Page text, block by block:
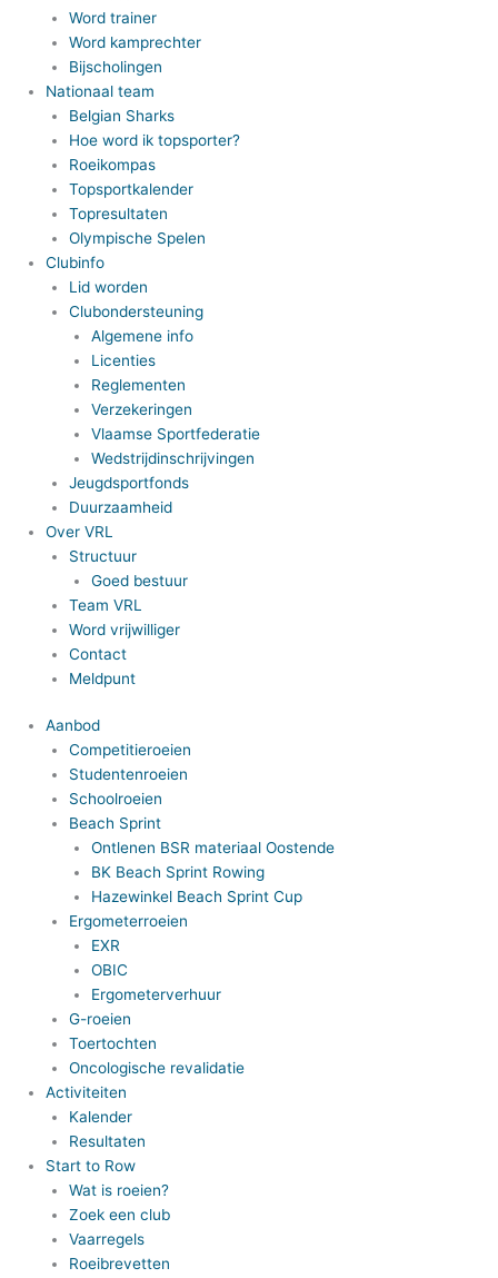
Word trainer
Word kamprechter
Bijscholingen
Nationaal team
Belgian Sharks
Hoe word ik topsporter?
Roeikompas
Topsportkalender
Topresultaten
Olympische Spelen
Clubinfo
Lid worden
Clubondersteuning
Algemene info
Licenties
Reglementen
Verzekeringen
Vlaamse Sportfederatie
Wedstrijdinschrijvingen
Jeugdsportfonds
Duurzaamheid
Over VRL
Structuur
Goed bestuur
Team VRL
Word vrijwilliger
Contact
Meldpunt
Aanbod
Competitieroeien
Studentenroeien
Schoolroeien
Beach Sprint
Ontlenen BSR materiaal Oostende
BK Beach Sprint Rowing
Hazewinkel Beach Sprint Cup
Ergometerroeien
EXR
OBIC
Ergometerverhuur
G-roeien
Toertochten
Oncologische revalidatie
Activiteiten
Kalender
Resultaten
Start to Row
Wat is roeien?
Zoek een club
Vaarregels
Roeibrevetten